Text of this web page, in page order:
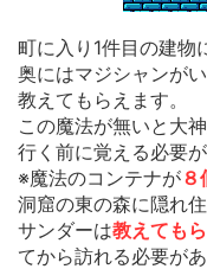
町に入り1件目の建物
奥にはマジシャンが
教えてもらえます。
この魔法が無いと大
行く前に覚える必要が
※魔法のコンテナが８
洞窟の東の森に隠れ
サンダーは教えても
てから訪れる必要があ